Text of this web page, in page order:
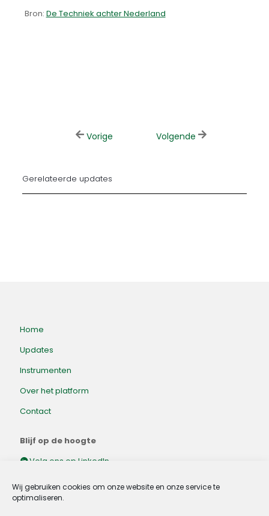
Wij gebruiken cookies om onze website en onze service te
optimaliseren.
Bron: De Techniek achter Nederland
Vorige Volgende
Gerelateerde updates
Home
Updates
Instrumenten
Over het platform
Contact
Blijf op de hoogte
Volg ons op LinkedIn.